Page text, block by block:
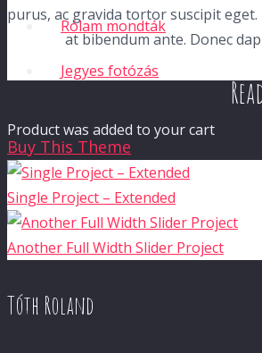
Rólam mondták
Jegyes fotózás
Productwas added to your cart
purus, ac gravida tortor suscipit
at bibendum ante. Donec
Buy This Theme
Single Project – Extended
Another Full Width Slider Project
Tóth Roland